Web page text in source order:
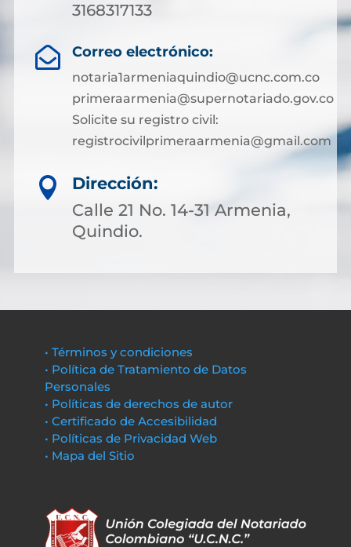
3168317133
 Correo electrónico:
notaria1armeniaquindio@ucnc.com.co
primeraarmenia@supernotariado.gov.co
Solicite su registro civil:
registrocivilprimeraarmenia@gmail.com

Dirección:
Calle 21 No. 14-31 Armenia,
Quindio.
• Términos y condiciones
• Política de Tratamiento de Datos
Personales
• Políticas de derechos de autor
• Certificado de Accesibilidad
• Políticas de Privacidad Web
• Mapa del Sitio